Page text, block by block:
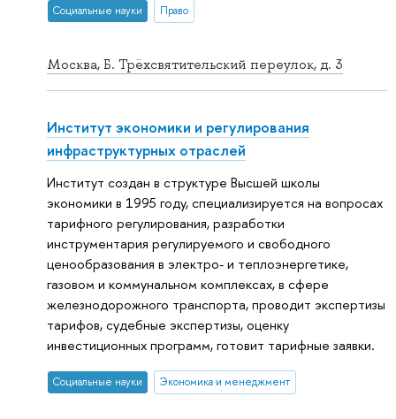
Москва, Б. Трёхсвятительский переулок, д. 3
Социальные науки Право
Институт экономики и регулирования
инфраструктурных отраслей
Институт создан в структуре Высшей школы
экономики в 1995 году, специализируется на вопросах
тарифного регулирования, разработки
инструментария регулируемого и свободного
ценообразования в электро- и теплоэнергетике,
газовом и коммунальном комплексах, в сфере
железнодорожного транспорта, проводит экспертизы
тарифов, судебные экспертизы, оценку
инвестиционных программ, готовит тарифные заявки.
Социальные науки Экономика и менеджмент